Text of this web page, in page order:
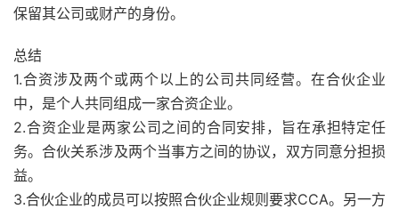
保留其公司或财产的身份。
总结
1.合资涉及两个或两个以上的公司共同经营。在合伙企业
中，是个人共同组成一家合资企业。
2.合资企业是两家公司之间的合同安排，旨在承担特定任
务。合伙关系涉及两个当事方之间的协议，双方同意分担损
益。
3.合伙企业的成员可以按照合伙企业规则要求CCA。另一方